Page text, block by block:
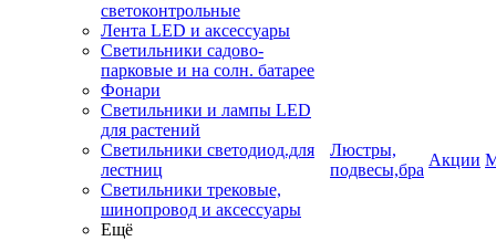
светоконтрольные
Лента LED и аксессуары
Светильники садово-
парковые и на солн. батарее
Фонари
Светильники и лампы LED
для растений
Светильники светодиод.для
лестниц
Светильники трековые,
шинопровод и аксессуары
Ещё
Люстры,
подвесы,бра
Акции